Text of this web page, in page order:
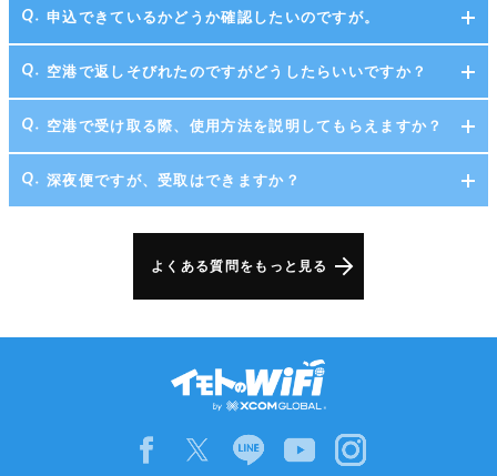
申込できているかどうか確認したいのですが。
空港で返しそびれたのですがどうしたらいいですか？
空港で受け取る際、使用方法を説明してもらえますか？
深夜便ですが、受取はできますか？
よくある質問をもっと見る